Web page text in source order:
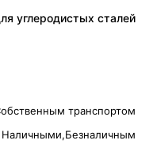
углеродистых сталей
транспортом
Наличными,Безналичным